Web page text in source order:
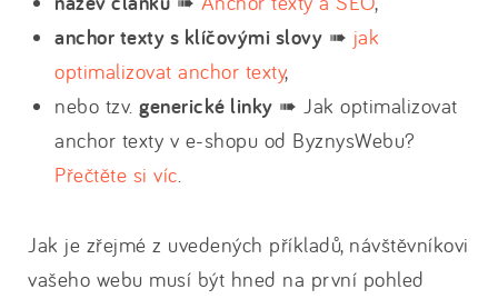
anchor texty s klíčovými slovy ➠ jak
optimalizovat anchor texty,
nebo tzv. generické linky ➠ Jak optimalizovat
anchor texty v e-shopu od ByznysWebu?
Přečtěte si víc.
Jak je zřejmé z uvedených příkladů, návštěvníkovi
vašeho webu musí být hned na první pohled